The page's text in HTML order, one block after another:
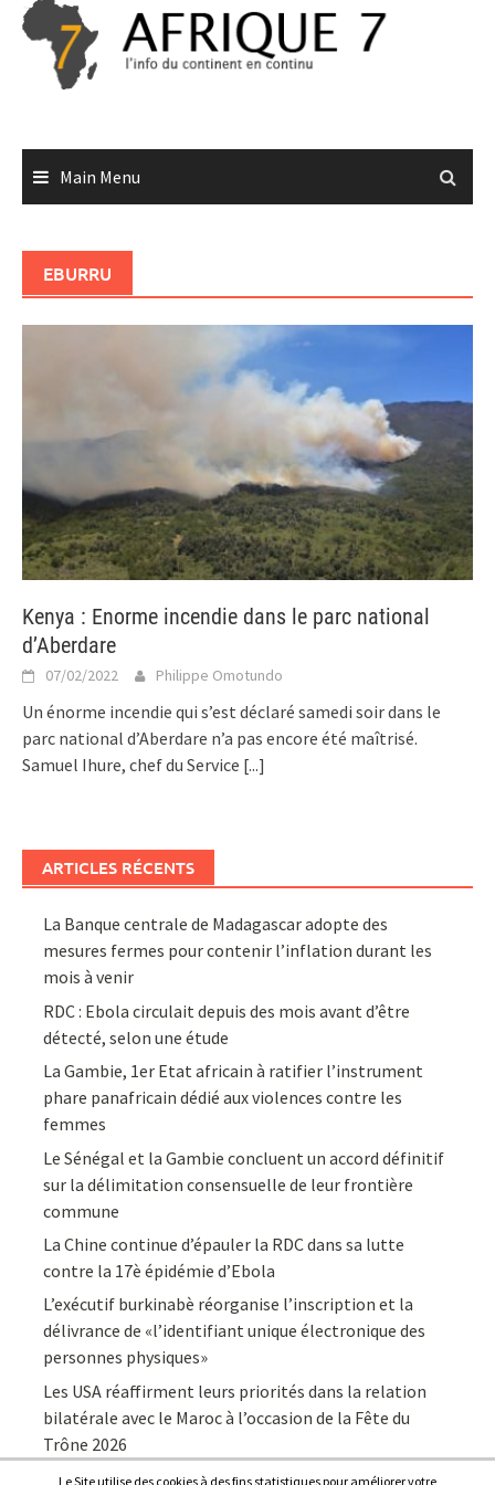
Skip
content
Main Menu
EBURRU
Kenya : Enorme incendie dans le parc national
d’Aberdare
07/02/2022 Philippe Omotundo
Un énorme incendie qui s’est déclaré samedi soir dans le
parc national d’Aberdare n’a pas encore été maîtrisé.
Samuel Ihure, chef du Service [...]
ARTICLES RÉCENTS
La Banque centrale de Madagascar adopte des
mesures fermes pour contenir l’inflation durant les
mois à venir
RDC : Ebola circulait depuis des mois avant d’être
détecté, selon une étude
La Gambie, 1er Etat africain à ratifier l’instrument
phare panafricain dédié aux violences contre les
femmes
Le Sénégal et la Gambie concluent un accord définitif
sur la délimitation consensuelle de leur frontière
commune
La Chine continue d’épauler la RDC dans sa lutte
contre la 17è épidémie d’Ebola
L’exécutif burkinabè réorganise l’inscription et la
délivrance de «l’identifiant unique électronique des
personnes physiques»
Les USA réaffirment leurs priorités dans la relation
bilatérale avec le Maroc à l’occasion de la Fête du
Trône 2026
Le Site utilise des cookies à des fins statistiques pour améliorer votre